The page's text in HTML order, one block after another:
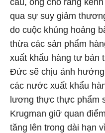
cầu, ông cho rằng
qua sự suy giảm
do cuộc khủng hoảng
thừa các sản phẩm
xuất khẩu hàng tư bản
Đức sẽ chịu ảnh
các nước xuất khẩu
lương thực thực phẩm
Krugman giữ quan
tăng lên trong dài hạn